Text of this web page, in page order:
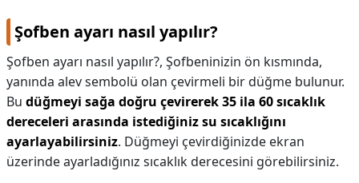
Şofben ayarı nasıl yapılır?
Şofben ayarı nasıl yapılır?, Şofbeninizin ön kısmında,
yanında alev sembolü olan çevirmeli bir düğme bulunur.
Bu düğmeyi sağa doğru çevirerek 35 ila 60 sıcaklık
dereceleri arasında istediğiniz su sıcaklığını
ayarlayabilirsiniz. Düğmeyi çevirdiğinizde ekran
üzerinde ayarladığınız sıcaklık derecesini görebilirsiniz.